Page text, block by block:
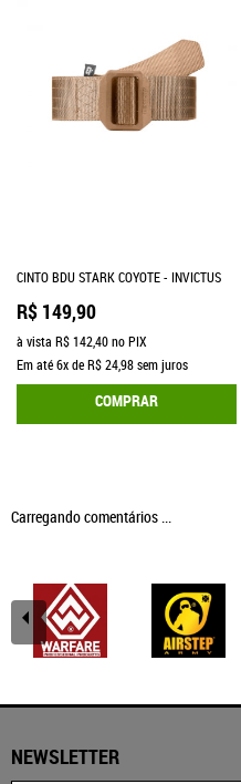
CINTO BDU STARK COYOTE - INVICTUS
R$ 149,90
à vista R$ 142,40no PIX
Em até6xdeR$ 24,98sem juros
COMPRAR
Carregando comentários ...
NEWSLETTER